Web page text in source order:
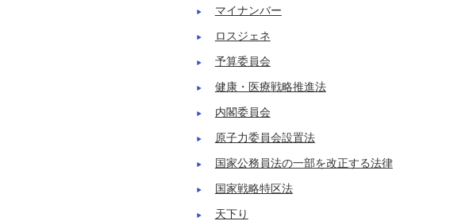
マイナンバー
ロスジェネ
予算委員会
健康・医療戦略推進法
内閣委員会
原子力委員会設置法
国家公務員法の一部を改正する法律
国家戦略特区法
天下り